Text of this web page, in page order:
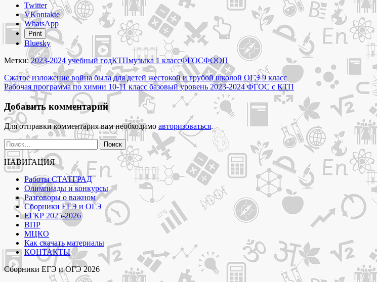
Share
post
"Рабочая
программа
музыке
класс
2023-
2024
учебный
год
новый
ФГОС"
Twitter
VKontakte
WhatsApp
Print
Bluesky
Метки:2023-2024 учебный годКТПмузыка 1 классФГОСФООП
Навигация
по
записям
Сжатое изложение война была для детей жесто­кой и гру­бой школой ОГЭ 9 класс
Рабочая программа по химии 10-11 класс базовый уровень 2023-2024 ФГОС с КТП
Добавить комментарий
Для отправки комментария вам необходимо авторизоваться.
Найти:
НАВИГАЦИЯ
Работы СТАТГРАД
Олимпиады и конкурсы
Разговоры о важном
Сборники ЕГЭ и ОГЭ
ЕГКР 2025-2026
ВПР
МЦКО
Как скачать материалы
КОНТАКТЫ
Сборники ЕГЭ и ОГЭ 2026